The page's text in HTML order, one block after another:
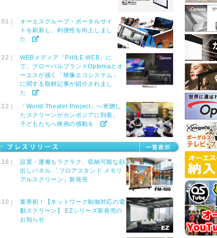
｜
オーエスグループ・ポータルサイ
トを刷新し、利便性を向上しまし
た
｜
WEBメディア「PHILE WEB」に
て、グローバルブランドOptomaとオ
ーエスが描く「映像エコシステム」
に関する取材記事が紹介されまし
た
｜
「World Theater Project」へ寄贈し
たスクリーンがカンボジアに到着。
子どもたちへ映画の感動を
｜
設置・運搬もラクラク、収納可能な顔
出しパネル 「フロアスタンド メモリ
アルスクリーン」新発売
｜
業界初！【ネットワーク制御対応の電
動スクリーン】 EZシリーズ新発売の
お知らせ